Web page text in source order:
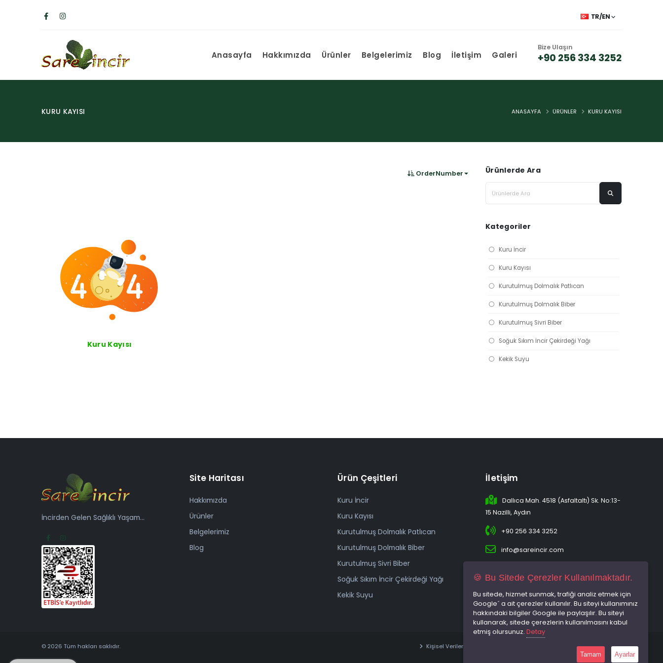
TR/EN
Anasayfa Hakkımızda Ürünler Belgelerimiz Blog İletişim Galeri
Bize Ulaşın
+90 256 334 3252
KURU KAYISI ANASAYFA ÜRÜNLER KURU KAYISI
OrderNumber
Kuru Kayısı
Ürünlerde Ara
Kategoriler
Kuru İncir
Kuru Kayısı
Kurutulmuş Dolmalık Patlıcan
Kurutulmuş Dolmalık Biber
Kurutulmuş Sivri Biber
Soğuk Sıkım İncir Çekirdeği Yağı
Kekik Suyu
İncirden Gelen Sağlıklı Yaşam...
Site Haritası
Hakkımızda
Ürünler
Belgelerimiz
Blog
Ürün Çeşitleri
Kuru İncir
Kuru Kayısı
Kurutulmuş Dolmalık Patlıcan
Kurutulmuş Dolmalık Biber
Kurutulmuş Sivri Biber
Soğuk Sıkım İncir Çekirdeği Yağı
Kekik Suyu
İletişim
Dallıca Mah. 4518 (Asfaltaltı) Sk. No:13-
15 Nazilli, Aydın
+90 256 334 3252
info@sareincir.com
© 2026 Tüm hakları saklıdır. Kişisel Verilerin Korunması Kullanım Koşulları
🍪 Bu Sitede Çerezler Kullanılmaktadır.
Bu sitede, hizmet sunmak, trafiği analiz etmek için
Google´ a ait çerezler kullanılır. Bu siteyi kullanımınız
hakkındaki bilgiler Google ile paylaşılır. Bu siteyi
kullanarak, sitede çerezlerin kullanılmasını kabul
etmiş olursunuz. Detay
Tamam Ayarlar